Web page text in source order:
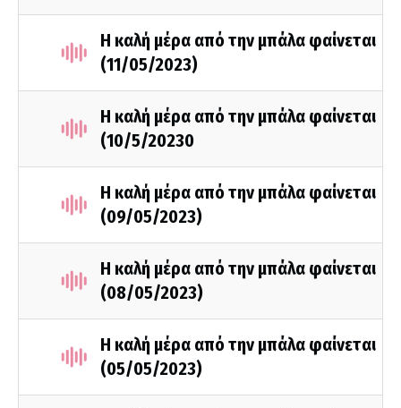
Η καλή μέρα από την μπάλα φαίνεται
(11/05/2023)
Η καλή μέρα από την μπάλα φαίνεται
(10/5/20230
Η καλή μέρα από την μπάλα φαίνεται
(09/05/2023)
Η καλή μέρα από την μπάλα φαίνεται
(08/05/2023)
Η καλή μέρα από την μπάλα φαίνεται
(05/05/2023)